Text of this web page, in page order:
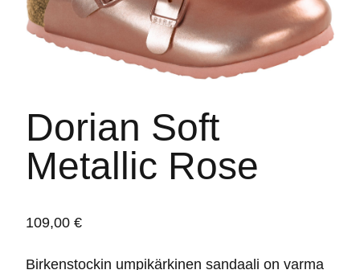
Dorian Soft
Metallic Rose
109,00 €
Birkenstockin umpikärkinen sandaali on varma